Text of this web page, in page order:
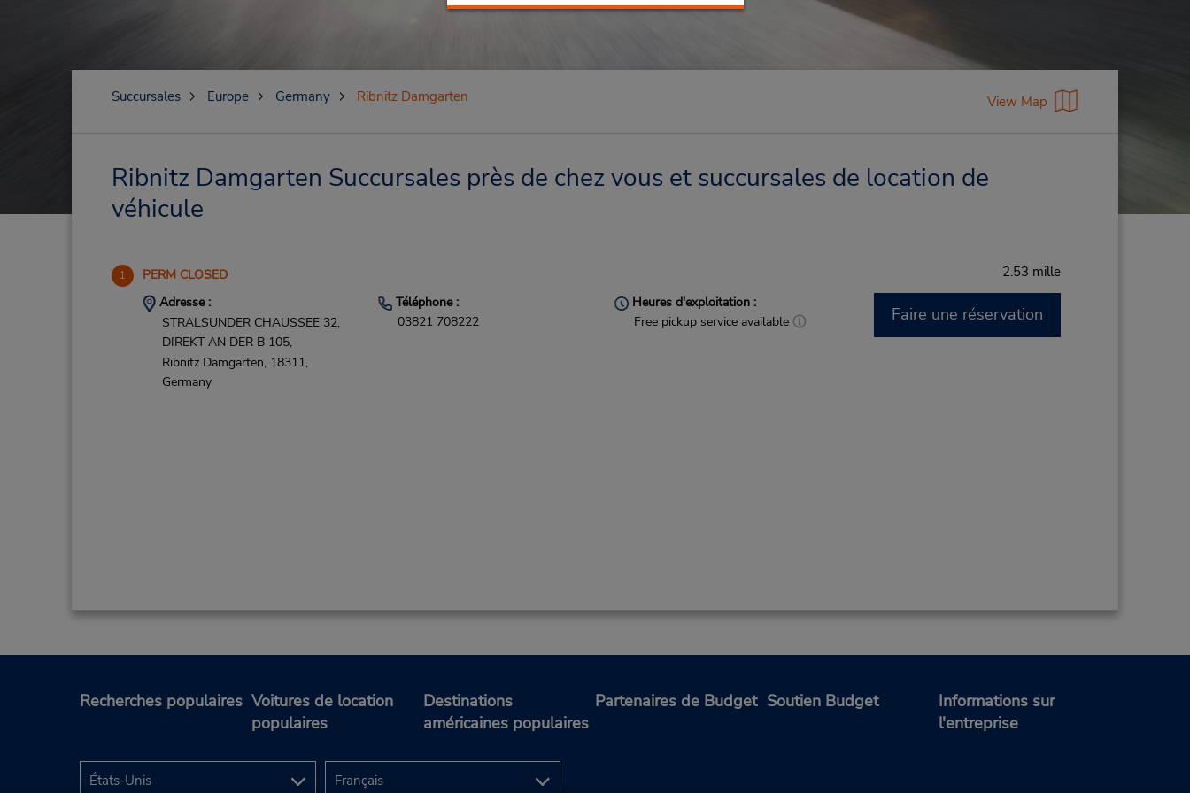
Succursales Europe Germany Ribnitz Damgarten View Map
Ribnitz Damgarten Succursales près de chez vous et succursales de location de
véhicule
1 PERM CLOSED 2.53 mille
Adresse :
STRALSUNDER CHAUSSEE 32,
DIREKT AN DER B 105,
Ribnitz Damgarten, 18311,
Germany
Téléphone :
03821 708222
Heures d'exploitation :
Free pickup service available
Faire une réservation
Recherches populaires Voitures de location
populaires
Destinations
américaines populaires
Partenaires de Budget Soutien Budget
Informations sur
l'entreprise